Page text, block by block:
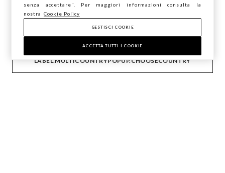
AIUTO
CONFERMA
LABEL.MULTICOUNTRYPOPUP.CHOOSECOUNTRY
senza accettare". Per maggiori informazioni consulta la
nostra
Cookie Policy
GESTISCI COOKIE
ACCETTA TUTTI I COOKIE